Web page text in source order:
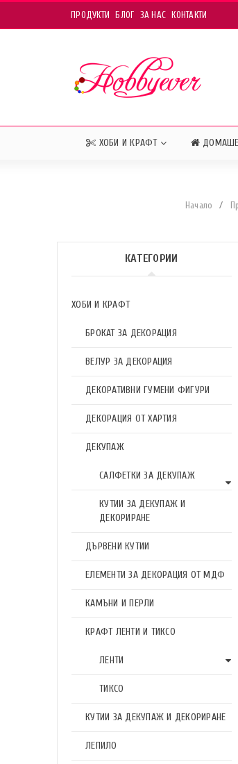
ПРОДУКТИ БЛОГ ЗА НАС КОНТАКТИ
ХОБИ И КРАФТ
Начало /
КАТЕГОРИИ
ХОБИ И КРАФТ
БРОКАТ ЗА ДЕКОРАЦИЯ
ВЕЛУР ЗА ДЕКОРАЦИЯ
ДЕКОРАТИВНИ ГУМЕНИ ФИГУРИ
ДЕКОРАЦИЯ ОТ ХАРТИЯ
ДЕКУПАЖ
САЛФЕТКИ ЗА ДЕКУПАЖ
КУТИИ ЗА ДЕКУПАЖ И
ДЕКОРИРАНЕ
ДЪРВЕНИ КУТИИ
ЕЛЕМЕНТИ ЗА ДЕКОРАЦИЯ ОТ МДФ
КАМЪНИ И ПЕРЛИ
КРАФТ ЛЕНТИ И ТИКСО
ЛЕНТИ
ТИКСО
КУТИИ ЗА ДЕКУПАЖ И ДЕКОРИРАНЕ
ЛЕПИЛО